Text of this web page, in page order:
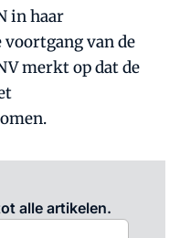
in haar
van de
merkt op dat de
alle artikelen.